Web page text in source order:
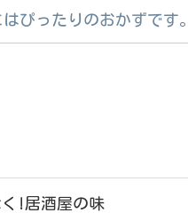
ぴったりのおかずです。
!居酒屋の味